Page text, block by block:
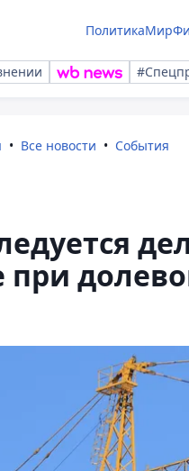
ПолитикаМир
Все новости События